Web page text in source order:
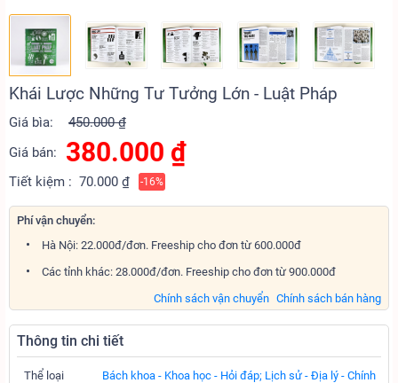
Khái Lược Những Tư Tưởng Lớn - Luật Pháp
Giá bìa:
450.000 ₫
Giá bán:
380.000 ₫
Tiết kiệm : 70.000 ₫ -16%
Phí vận chuyển:
Hà Nội: 22.000đ/đơn. Freeship cho đơn từ 600.000đ
Các tỉnh khác: 28.000đ/đơn. Freeship cho đơn từ 900.000đ
Chính sách bán hàng
Chính sách vận chuyển
Thông tin chi tiết
Thể loại Bách khoa - Khoa học - Hỏi đáp; Lịch sử - Địa lý - Chính